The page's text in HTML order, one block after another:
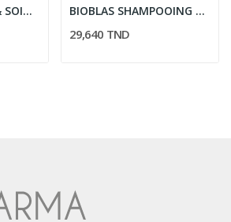
3 CHENES COLOR & SOIN COLORATION CHATAIN... BIOBLAS SHAMPOOING ANTI CHUTE ANTI STRESS...
29,640 TND